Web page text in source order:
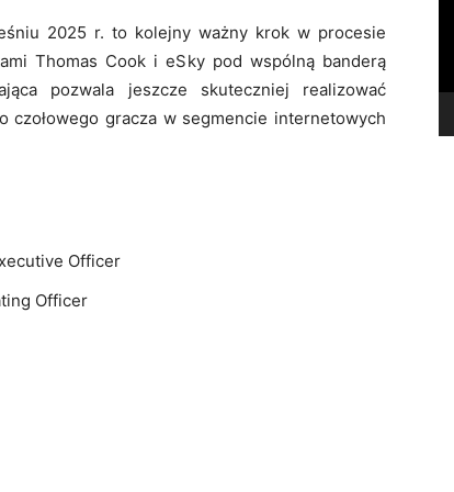
2025 r. to kolejny ważny krok w procesie
Thomas Cook i eSky pod wspólną banderą
pozwala jeszcze skuteczniej realizować
gracza w segmencie internetowych
Officer
Officer